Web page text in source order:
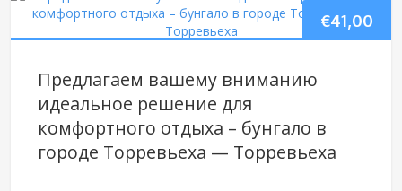
€41,00
Предлагаем вашему вниманию
идеальное решение для
комфортного отдыха – бунгало в
городе Торревьеха — Торревьеха